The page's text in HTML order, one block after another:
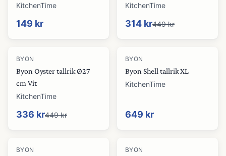
KitchenTime
149 kr
KitchenTime
314 kr449 kr
-25%
BYON
Byon Oyster tallrik Ø27
cm Vit
KitchenTime
336 kr449 kr
BYON
Byon Shell tallrik XL
KitchenTime
649 kr
BYON BYON